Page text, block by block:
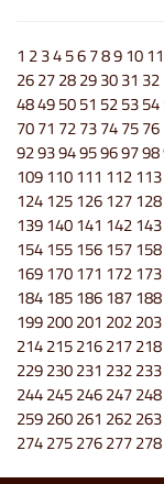
1 234567891011
262728293031 32
48495051 525354
7071 7273747576
92939495969798
109110111 112113
124125126127128
139140141 142143
154155156157158
169170171 172173
184185186187188
199200201 202203
214215216217218
229230231 232233
244245246247248
259260261 262263
274275276277278